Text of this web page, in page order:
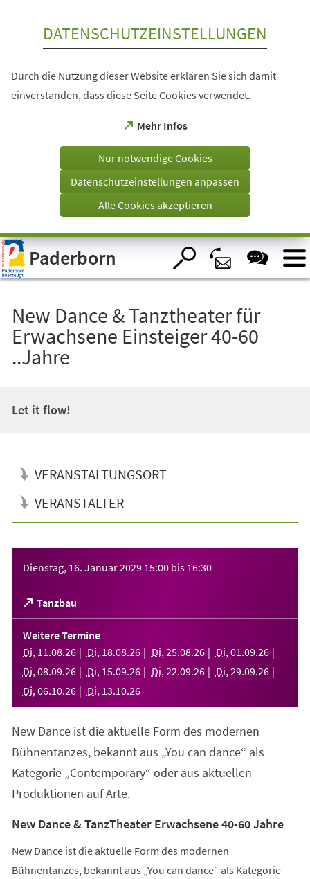
Visuelle
Assistenzsoftware
öffnen.
DATENSCHUTZEINSTELLUNGEN
Durch die Nutzung dieser Website erklären Sie sich damit
einverstanden, dass diese Seite Cookies verwendet.
Mehr Infos
(Öffnet
einem
Tab)
Nur notwendige Cookies
Datenschutzeinstellungen anpassen
Alle Cookies akzeptieren
Paderborn
New Dance & Tanztheater für
Erwachsene Einsteiger 40-60
..Jahre
Let it flow!
VERANSTALTUNGSORT
VERANSTALTER
Dienstag, 16. Januar 2029 15:00 bis 16:30
Tanzbau
(Öffnet
in
einem
neuen
Tab)
Weitere Termine
Di, 11 .08.26 Di, 18.08.26 Di, 25.08.26 Di, 01 .09.26
Di, 08.09.26 Di, 15.09.26 Di, 22.09.26 Di, 29.09.26
Di, 06.10.26 Di, 13.10.26
New Dance ist die aktuelle Form des modernen
Bühnentanzes, bekannt aus „You can dance“ als
Kategorie „Contemporary“ oder aus aktuellen
Produktionen auf Arte.
New Dance & TanzTheater Erwachsene 40-60 Jahre
New Dance ist die aktuelle Form des modernen
Bühnentanzes, bekannt aus „You can dance“ als Kategorie